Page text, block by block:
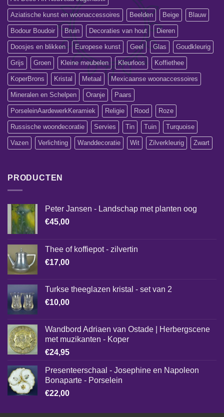
Aziatische kunst en woonaccessoires Beelden Beige Blauw
Bodour Boudoir Bruin Decoraties van hout Dieren
Doosjes en blikken Europese kunst Geel Glas Goudkleurig
Grijs Groen Kleine meubelen Kleurloos Koffiethee
KoperBrons Kristal Metaal Mexicaanse woonaccessoires
Mineralen en Schelpen Oranje Paars
PorseleinAardewerkKeramiek Religie Rood Roze
Russische woondecoratie Servies Tin Tuin Turquoise
Vazen Verlichting Wanddecoratie Wit Zilverkleurig Zwart
PRODUCTEN
Peter Jansen - Landschap met planten oog
€45,00
Thee of koffiepot - zilvertin
€17,00
Turkse theeglazen kristal - set van 2
€10,00
Wandbord Adriaen van Ostade | Herbergscene
met muzikanten - Koper
€24,95
Presenteerschaal - Josephine en Napoleon
Bonaparte - Porselein
€22,00